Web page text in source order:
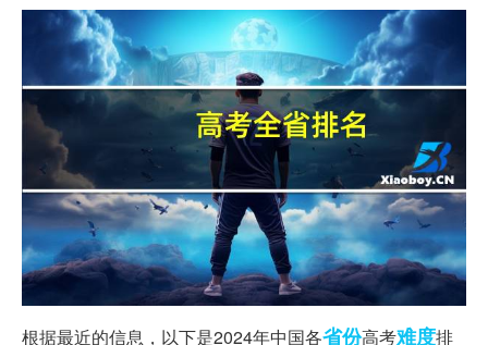
根据最近的信息，以下是2024年中国各省份高考难度排